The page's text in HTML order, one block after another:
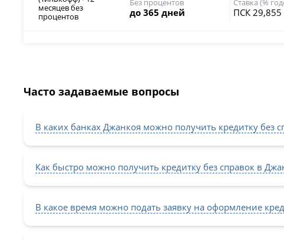
Без процентов
до 365 дней
Ставка (%
ПСК 29,855
Часто задаваемые вопросы
В каких банках Джанкоя можно получить кредитку без
Как быстро можно получить кредитку без справок в
В какое время можно подать заявку на оформление